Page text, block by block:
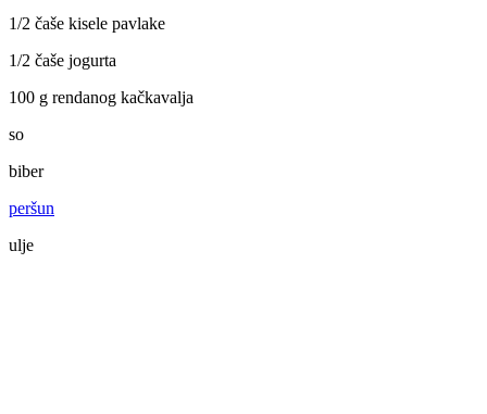
1/2 čaše kisele pavlake
1/2 čaše jogurta
100 g rendanog kačkavalja
so
biber
peršun
ulje